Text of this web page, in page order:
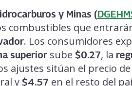
y Minas (
combustibles que
. Los consumidores
superior sube $0.27, la
ajustes sitúan el precio de
y $4.57 en el resto del